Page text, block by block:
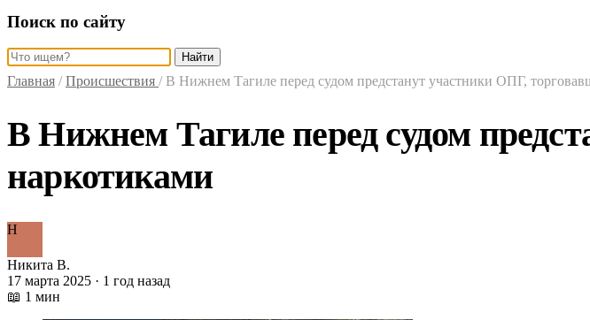
Поиск по сайту
Найти
Главная / Происшествия / В Нижнем Тагиле перед судом предстанут участники ОПГ,
В Нижнем Тагиле перед судом
наркотиками
Н
Никита В.
17 марта 2025 · 1 год назад
📖 1 мин